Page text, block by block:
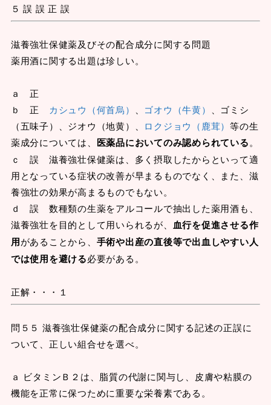
５ 誤 誤 正 誤
滋養強壮保健薬及びその配合成分に関する問題
薬用酒に関する出題は珍しい。
ａ 正
ｂ 正 カシュウ（何首烏） ゴオウ（牛黄）
、ゴミシ
（五味子）、ジオウ（地黄）、 ロクジョウ（鹿茸）等の生
薬成分については、 医薬品においてのみ認められている。
ｃ 誤 滋養強壮保健薬は、多く摂取したからといって適
用となっている症状の改善が早まるものでなく、また、滋
養強壮の効果が高まるものでもない。
ｄ 誤 数種類の生薬をアルコールで抽出した薬用酒も、
滋養強壮を目的として用いられるが、 血行を促進させる作
用があることから、 手術や出産の直後等で出血しやすい人
では使用を避ける必要がある。
正解・・・１
問５５ 滋養強壮保健薬の配合成分に関する記述の正誤に
ついて、正しい組合せを選べ。
ａ ビタミンＢ２は、脂質の代謝に関与し、皮膚や粘膜の
機能を正常に保つために重要な栄養素である。